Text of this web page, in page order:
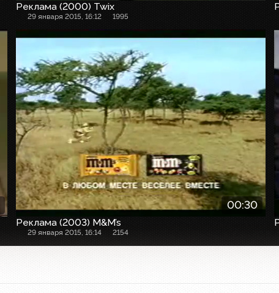
Реклама (2000) Twix
29 января 2015, 16:12 1995
00:30
Реклама (2003) M&M’s
29 января 2015, 16:14 2154
Рекламный ролик